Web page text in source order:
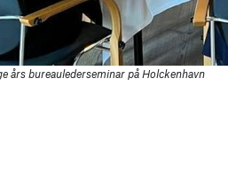
års bureaulederseminar på Holckenhavn